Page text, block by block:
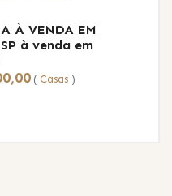
À VENDA EM
à venda em
( Casas )